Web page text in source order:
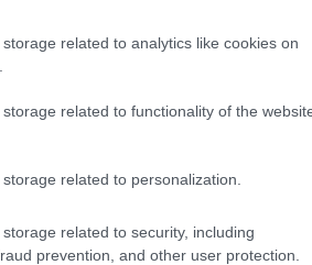
related to analytics like cookies on
related to functionality of the
related to personalization.
related to security, including
prevention, and other user protection.
közepén. Minden lakásnak van
mintha csak a
@bibi